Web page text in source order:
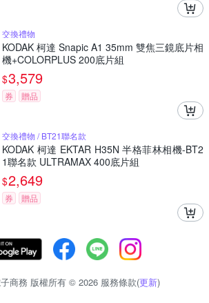
交換禮物
KODAK 柯達 Snapic A1 35mm 雙焦三鏡底片相
機+COLORPLUS 200底片組
$3,579
券 贈品
交換禮物 / BT21聯名款
KODAK 柯達 EKTAR H35N 半格菲林相機-BT2
1聯名款 ULTRAMAX 400底片組
$2,649
券 贈品
商務 版權所有 © 2026 服務條款(更新)